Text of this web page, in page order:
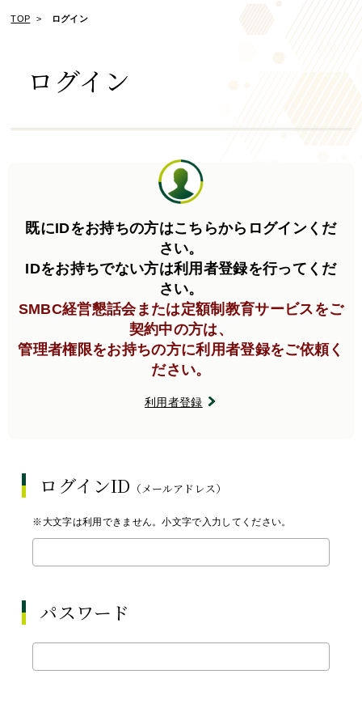
TOP ログイン
ログイン
既にIDをお持ちの方はこちらからログインくだ
さい。
IDをお持ちでない方は利用者登録を行ってくだ
さい。
SMBC経営懇話会または定額制教育サービスをご
契約中の方は、
管理者権限をお持ちの方に利用者登録をご依頼く
ださい。
利用者登録
ログインID （メールアドレス）
※大文字は利用できません。小文字で入力してください。
パスワード